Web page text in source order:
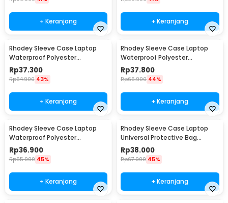
+ Keranjang + Keranjang
Rhodey Sleeve Case Laptop
Waterproof Polyester
Neoprene Bag 11/12 Inch - L123F
Rp37.300
Rp64.900 43%
+ Keranjang
Rhodey Sleeve Case Laptop
Waterproof Polyester
Neoprene Bag 13 Inch - L123F
Rp37.800
Rp66.900 44%
+ Keranjang
Rhodey Sleeve Case Laptop
Waterproof Polyester
Neoprene Bag 15.6 Inch - L123F
Rp36.900
Rp65.900 45%
+ Keranjang
Rhodey Sleeve Case Laptop
Universal Protective Bag
Neoprene with Pouch 11 Inch -
AK03
Rp38.000
Rp67.900 45%
+ Keranjang